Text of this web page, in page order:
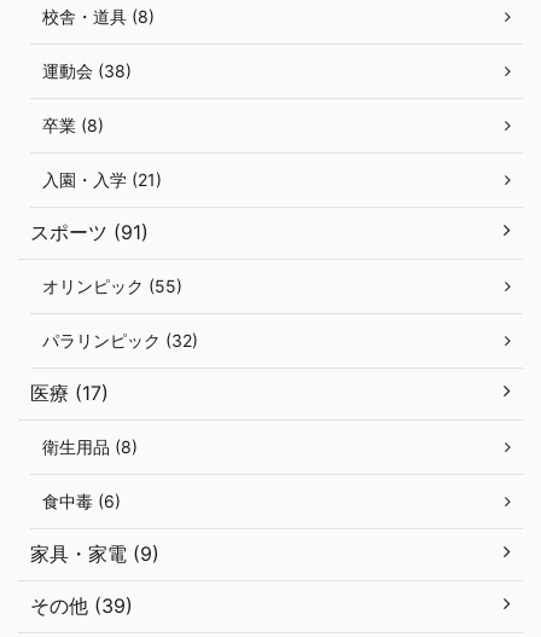
校舎・道具 (8)
運動会 (38)
卒業 (8)
入園・入学 (21)
スポーツ (91)
オリンピック (55)
パラリンピック (32)
医療 (17)
衛生用品 (8)
食中毒 (6)
家具・家電 (9)
その他 (39)